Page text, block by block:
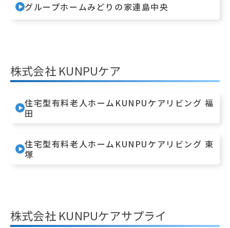
グループホームみどりの家連島中央
株式会社 KUNPUケア
住宅型有料老人ホームKUNPUケアリビング 福
田
住宅型有料老人ホームKUNPUケアリビング 東
塚
株式会社 KUNPUケアサプライ